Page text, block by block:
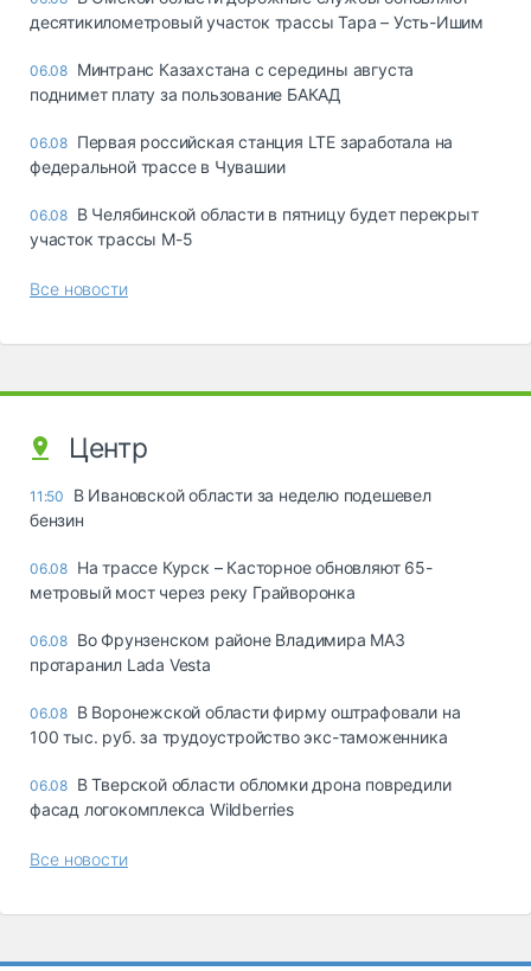
десятикилометровый участок трассы Тара – Усть-Ишим
06.08 Минтранс Казахстана с середины августа
поднимет плату за пользование БАКАД
06.08 Первая российская станция LTE заработала на
федеральной трассе в Чувашии
06.08 В Челябинской области в пятницу будет перекрыт
участок трассы М-5
Все новости
Центр
11:50
В Ивановской области за неделю подешевел
бензин
06.08 На трассе Курск – Касторное обновляют 65-
метровый мост через реку Грайворонка
06.08 Во Фрунзенском районе Владимира МАЗ
протаранил Lada Vesta
06.08 В Воронежской области фирму оштрафовали на
100 тыс. руб. за трудоустройство экс-таможенника
06.08 В Тверской области обломки дрона повредили
фасад логокомплекса Wildberries
Все новости